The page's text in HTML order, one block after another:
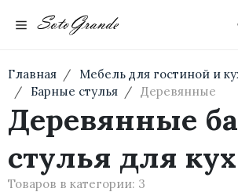
Главная
Мебель для гостиной и
Барные стулья
Деревянные
Деревянные
стулья для
Товаров в категории: 3